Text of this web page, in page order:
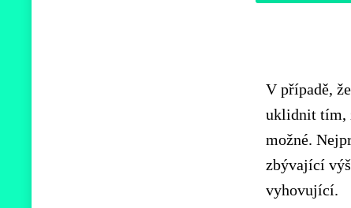
V případě,
uklidnit tím,
možné.
zbývající
vyhovující.